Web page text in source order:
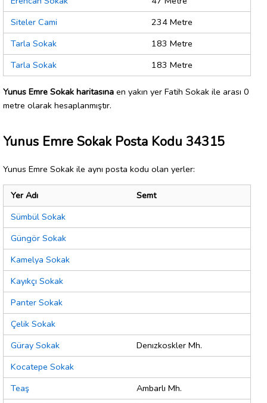
Siteler Cami
234 Metre
Tarla Sokak
183 Metre
Tarla Sokak
183 Metre
Yunus Emre Sokak haritasına en yakın yer Fatih Sokak ile arası 0
metre olarak hesaplanmıştır.
Yunus Emre Sokak Posta Kodu 34315
Yunus Emre Sokak ile aynı posta kodu olan yerler:
Yer Adı
Semt
Sümbül Sokak
Güngör Sokak
Kamelya Sokak
Kayıkçı Sokak
Panter Sokak
Çelik Sokak
Güray Sokak
Denızkoskler Mh.
Kocatepe Sokak
Teaş
Ambarlı Mh.